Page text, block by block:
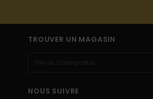
TROUVER UN MAGASIN
NOUS SUIVRE